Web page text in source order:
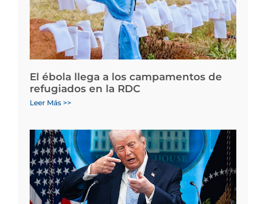
El ébola llega a los campamentos de
refugiados en la RDC
Leer Más >>